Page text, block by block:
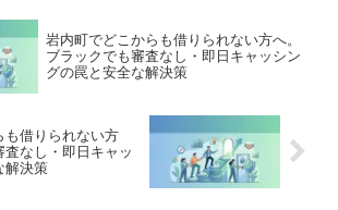
促を止める無料相談窓口をご案内しま
す。
岩内町でどこからも借りられない方へ。
ブラックでも審査なし・即日キャッシン
グの罠と安全な解決策
も借りられない方
なし・即日キャッ
解決策